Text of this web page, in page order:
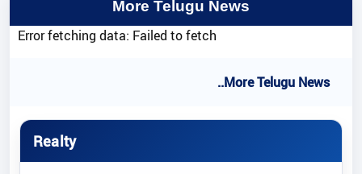
More Telugu News
Error fetching data: Failed to fetch
..More Telugu News
Realty